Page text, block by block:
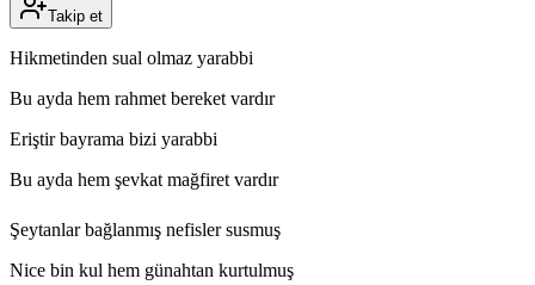
Takip et
Hikmetinden sual olmaz yarabbi
Bu ayda hem rahmet bereket vardır
Eriştir bayrama bizi yarabbi
Bu ayda hem şevkat mağfiret vardır
Şeytanlar bağlanmış nefisler susmuş
Nice bin kul hem günahtan kurtulmuş